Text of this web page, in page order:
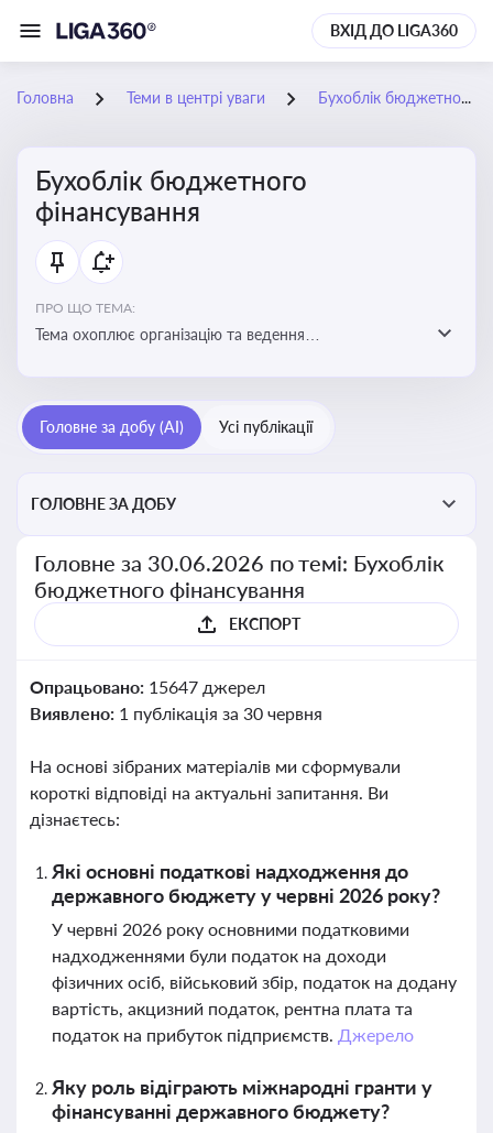
ВХІД ДО LIGA360
Головна Теми в центрі уваги Бухоблік бюджетного фінансування
Бухоблік бюджетного
фінансування
ПРО ЩО ТЕМА:
Тема охоплює організацію та ведення
Головне за добу (AI) Усі публікації
ГОЛОВНЕ ЗА ДОБУ
Головне за 30.06.2026 по темі: Бухоблік
бюджетного фінансування
ЕКСПОРТ
Опрацьовано: 15647 джерел
Виявлено: 1 публікація за 30 червня
На основі зібраних матеріалів ми сформували
короткі відповіді на актуальні запитання. Ви
дізнаєтесь:
Які основні податкові надходження до
державного бюджету у червні 2026 року?
У червні 2026 року основними податковими
надходженнями були податок на доходи
фізичних осіб, військовий збір, податок на додану
вартість, акцизний податок, рентна плата та
податок на прибуток підприємств. Джерело
Яку роль відіграють міжнародні гранти у
фінансуванні державного бюджету?